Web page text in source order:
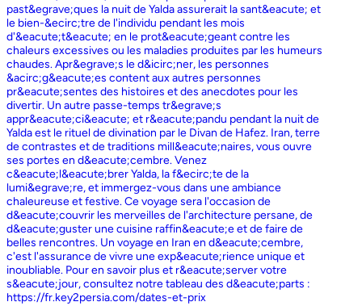
past&egrave;ques la nuit de Yalda assurerait la sant&eacute; et
le bien-&ecirc;tre de l'individu pendant les mois
d'&eacute;t&eacute; en le prot&eacute;geant contre les
chaleurs excessives ou les maladies produites par les humeurs
chaudes. Apr&egrave;s le d&icirc;ner, les personnes
&acirc;g&eacute;es content aux autres personnes
pr&eacute;sentes des histoires et des anecdotes pour les
divertir. Un autre passe-temps tr&egrave;s
appr&eacute;ci&eacute; et r&eacute;pandu pendant la nuit de
Yalda est le rituel de divination par le Divan de Hafez. Iran, terre
de contrastes et de traditions mill&eacute;naires, vous ouvre
ses portes en d&eacute;cembre. Venez
c&eacute;l&eacute;brer Yalda, la f&ecirc;te de la
lumi&egrave;re, et immergez-vous dans une ambiance
chaleureuse et festive. Ce voyage sera l'occasion de
d&eacute;couvrir les merveilles de l'architecture persane, de
d&eacute;guster une cuisine raffin&eacute;e et de faire de
belles rencontres. Un voyage en Iran en d&eacute;cembre,
c'est l'assurance de vivre une exp&eacute;rience unique et
inoubliable. Pour en savoir plus et r&eacute;server votre
s&eacute;jour, consultez notre tableau des d&eacute;parts :
https://fr.key2persia.com/dates-et-prix